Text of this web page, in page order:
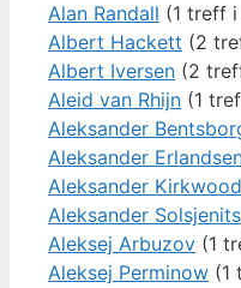
Alan Randall (1 treff i
Albert Hackett (2
Albert Iversen (2
Aleid van Rhijn (1
Aleksander
Aleksander
Aleksander
Aleksander
Aleksej Arbuzov (1
Aleksej Perminow (1